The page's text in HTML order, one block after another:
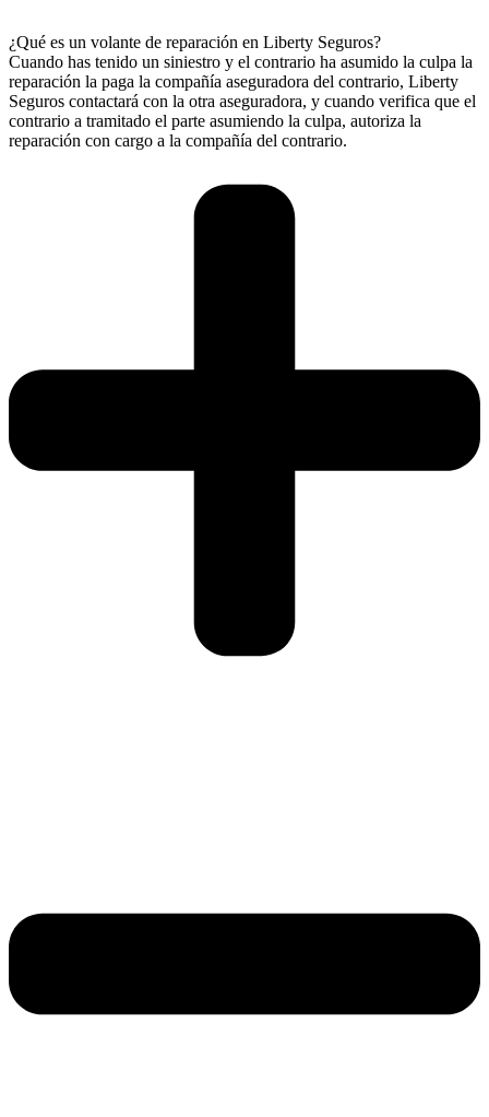
¿Qué es un volante de reparación en Liberty Seguros?
Cuando has tenido un siniestro y el contrario ha asumido la culpa la
reparación la paga la compañía aseguradora del contrario, Liberty
Seguros contactará con la otra aseguradora, y cuando verifica que el
contrario a tramitado el parte asumiendo la culpa, autoriza la
reparación con cargo a la compañía del contrario.